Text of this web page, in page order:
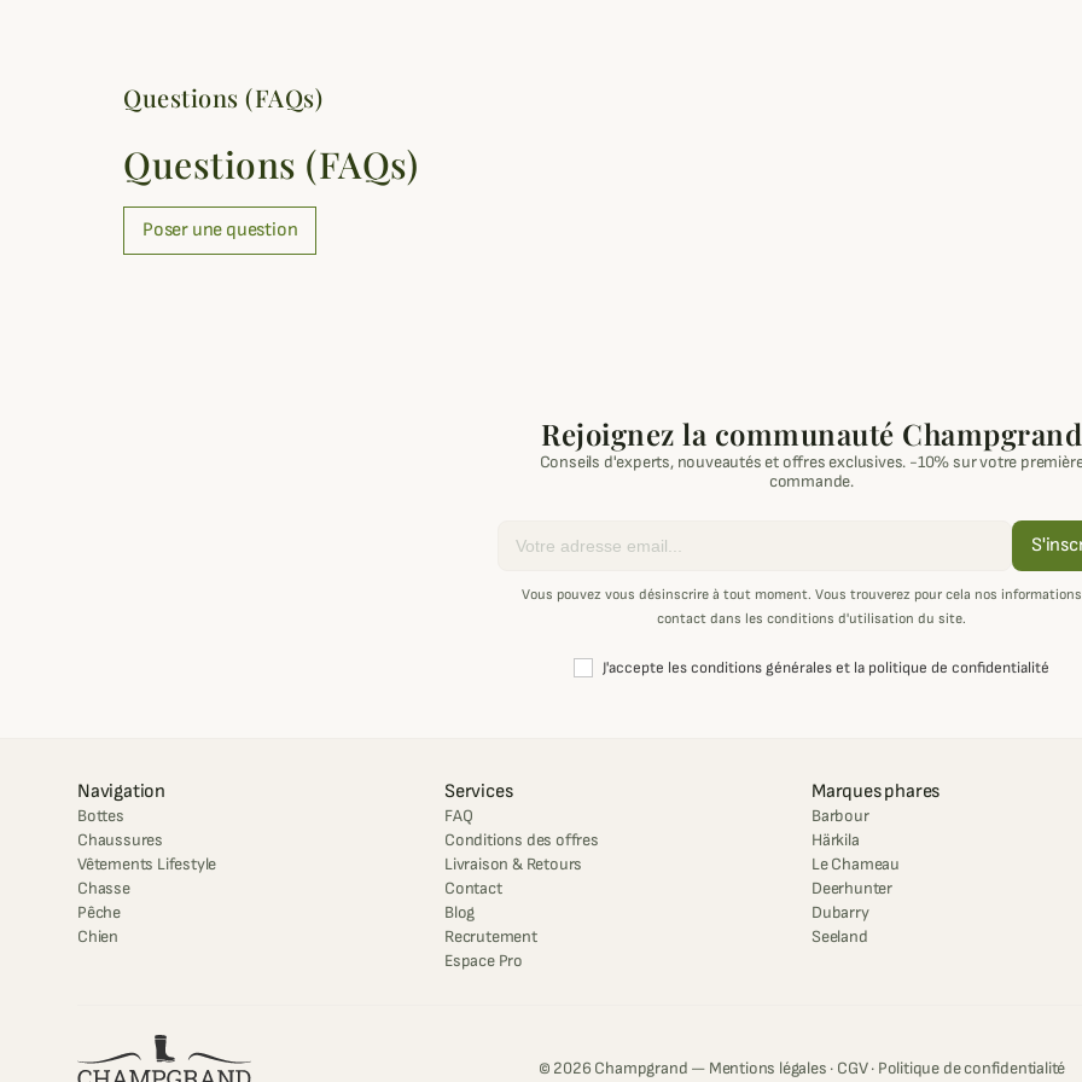
Questions (FAQs)
Questions (FAQs)
Poser une question
Rejoignez la communauté Champgrand
Conseils d'experts, nouveautés et offres exclusives. -10% sur votre
commande.
Vous pouvez vous désinscrire à tout moment. Vous trouverez pour cela nos
contact dans les conditions d'utilisation du site.
J'accepte les conditions générales et la politique de confidentialité
Navigation
Bottes
Chaussures
Vêtements Lifestyle
Chasse
Pêche
Chien
Services
FAQ
Conditions des offres
Livraison & Retours
Contact
Blog
Recrutement
Espace Pro
Marques phares
Barbour
Härkila
Le Chameau
Deerhunter
Dubarry
Seeland
© 2026 Champgrand — Mentions légales · CGV· Politique de confidentialité